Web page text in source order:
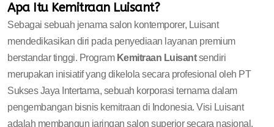
Apa Itu Kemitraan Luisant?
Sebagai sebuah jenama salon kontemporer, Luisant
mendedikasikan diri pada penyediaan layanan premium
berstandar tinggi. Program Kemitraan Luisantsendiri
merupakan inisiatif yang dikelola secara profesional oleh PT
Sukses Jaya Intertama, sebuah korporasi ternama dalam
pengembangan bisnis kemitraan di Indonesia. Visi Luisant
adalah membangun jaringan salon superior secara nasional,